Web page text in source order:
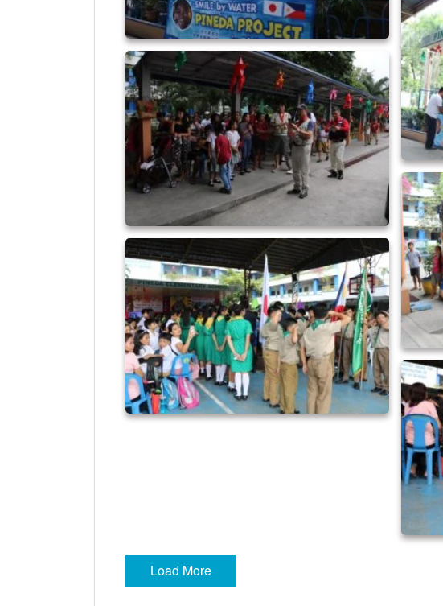
ピネダ_191124_0032
ピネダ_191124_0035
Load More